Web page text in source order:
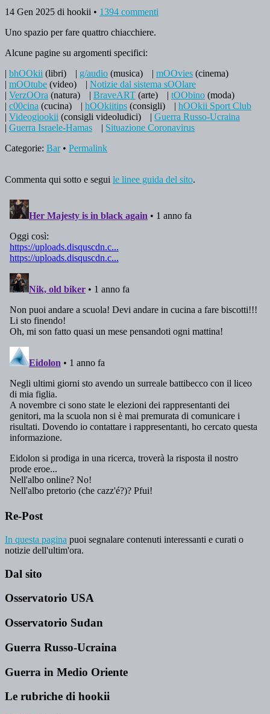
14 Gen 2025 di hookii • 1394 commenti
Uno spazio per fare quattro chiacchiere.
Alcune pagine su argomenti specifici:
| bhOOkii (libri) | g/audio (musica) | mOOvies (cinema)
| mOOtube (video) | Notizie dal sistema sOOlare
| VerzOOra (natura) | BraveART (arte) | tOObino (moda)
| c00cina (cucina) | hOOkiitips (consigli) | hOOkii Sport Club
| Videogiookii (consigli videoludici) | Guerra Russo-Ucraina
| Guerra Israele-Hamas | Situazione Coronavirus
Categorie: Bar• Permalink
Commenta qui sotto e segui le linee guida del sito.
Re-Post
In questa pagina puoi segnalare contenuti interessanti e curati o
notizie dell'ultim'ora.
Dal sito
Osservatorio USA
Osservatorio Sudan
Guerra Russo-Ucraina
Guerra in Medio Oriente
Le rubriche di hookii